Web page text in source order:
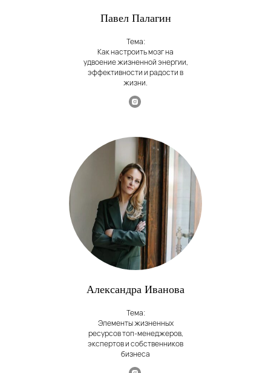
Павел Палагин
Тема:
Как настроить мозг на
удвоение жизненной энергии,
эффективности и радости в
жизни.
Александра Иванова
Тема:
Элементы жизненных
ресурсов топ-менеджеров,
экспертов и собственников
бизнеса